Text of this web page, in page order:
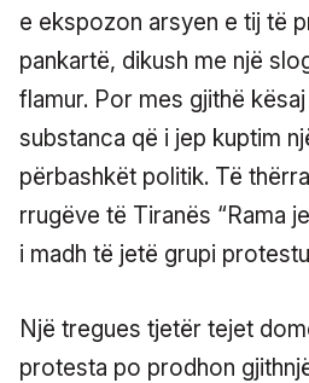
e ekspozon arsyen e tij të
pankartë, dikush me një
flamur. Por mes gjithë
substanca që i jep kuptim
përbashkët politik. Të
rrugëve të Tiranës “Rama
i madh të jetë grupi
Një tregues tjetër tejet
protesta po prodhon